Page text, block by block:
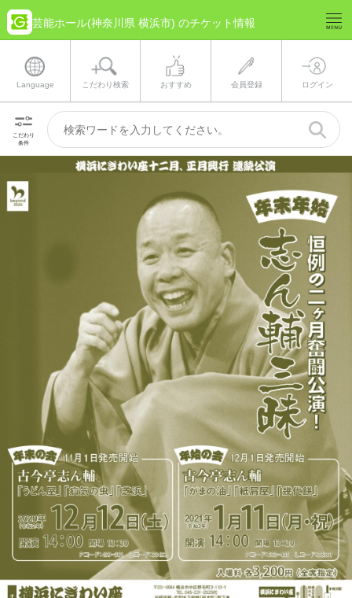
芸能ホール(神奈川県 横浜市) のチケット情報
Language こだわり検索 おすすめ 会員登録 ログイン
こだわり
条件